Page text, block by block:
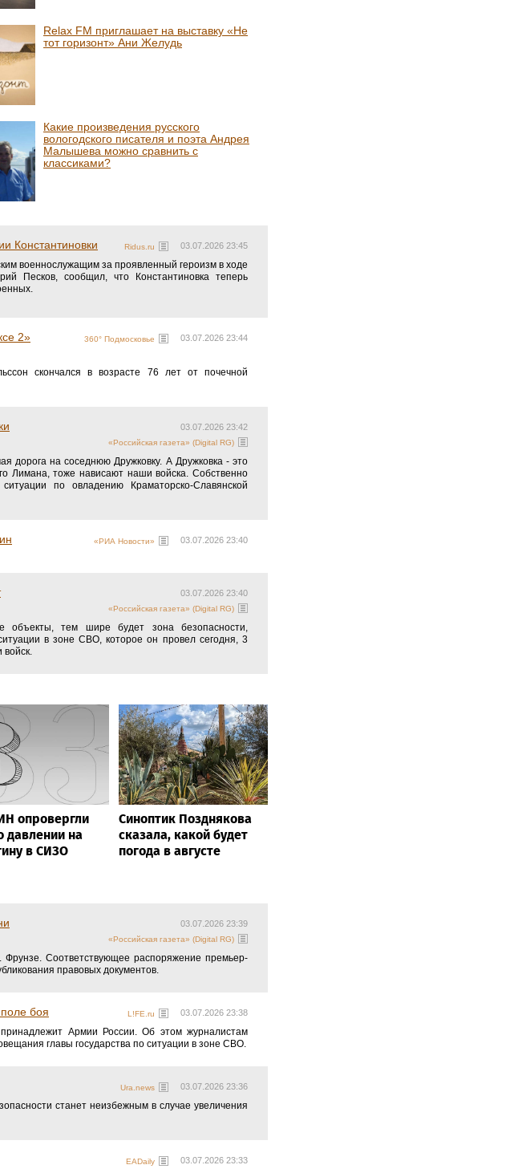
Relax FM приглашает на выставку «Не
тот горизонт» Ани Желудь
Какие произведения русского
вологодского писателя и поэта Андрея
Малышева можно сравнить с
классиками?
03.07.2026 23:45
Ridus.ru
Константиновки
военнослужащим за проявленный героизм в ходе
Песков, сообщил, что Константиновка теперь
03.07.2026 23:44
360° Подмосковье
2»
скончался в возрасте 76 лет от почечной
03.07.2026 23:42
«Российская газета» (Digital RG)
дорога на соседнюю Дружковку. А Дружковка - это
Лимана, тоже нависают наши войска. Собственно
по овладению Краматорско-Славянской
03.07.2026 23:40
«РИА Новости»
03.07.2026 23:40
«Российская газета» (Digital RG)
объекты, тем шире будет зона безопасности,
в зоне СВО, которое он провел сегодня, 3
войск.
опровергли
давлении на
в СИЗО
Синоптик Позднякова
сказала, какой будет
погода в августе
03.07.2026 23:39
«Российская газета» (Digital RG)
Соответствующее распоряжение премьер-
правовых документов.
03.07.2026 23:38
L!FE.ru
боя
Армии России. Об этом журналистам
главы государства по ситуации в зоне СВО.
03.07.2026 23:36
Ura.news
станет неизбежным в случае увеличения
03.07.2026 23:33
EADaily